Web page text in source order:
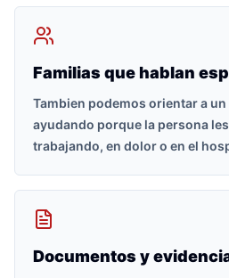
Familias que hablan
Tambien podemos orientar a
ayudando porque la persona
trabajando, en dolor o en el
Documentos y